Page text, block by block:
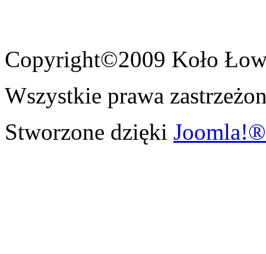
Copyright©2009 Koło
Wszystkie prawa
Stworzone dzięki Joomla!®